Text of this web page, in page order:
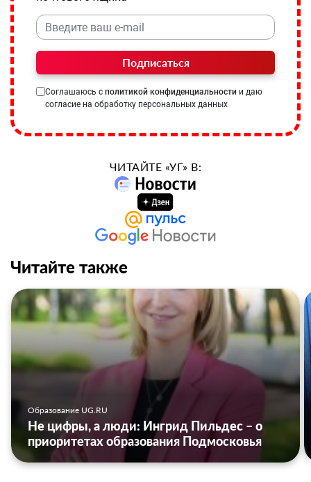
Подписаться
Соглашаюсь с политикой конфиденциальности и даю
согласие на обработку персональных данных
ЧИТАЙТЕ «УГ» В:
Читайте также
Образование UG.RU
Не цифры, а люди: Ингрид Пильдес – о
приоритетах образования Подмосковья